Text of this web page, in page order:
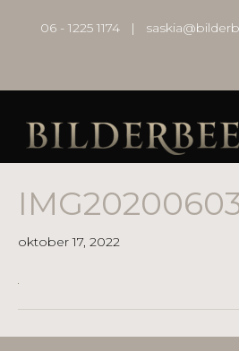
06 - 1225 1174 |
oktober 17, 2022